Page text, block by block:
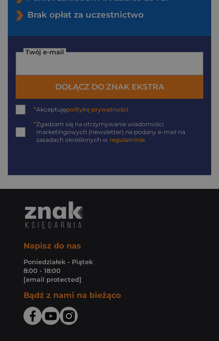
Brak opłat za uczestnictwo
Twój e-mail
DOŁĄCZ DO ZNAK EKSTRA
*Akceptujępolitykę prywatności
*Zgadzam się na otrzymywanie wiadomości
marketingowych (newsletter) na podany e-mail na
zasadach określonych w regulaminie
Napisz do nas
Poniedziałek - Piątek
8:00 - 18:00
[email protected]
Bądź z nami na bieżąco